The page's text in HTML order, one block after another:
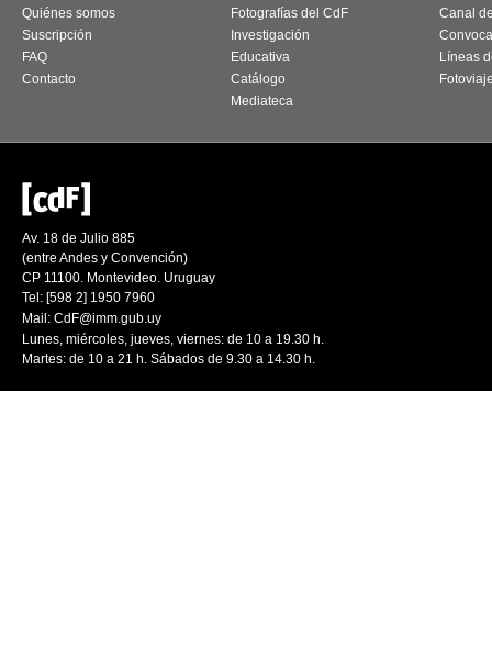
Quiénes somos
Suscripción
FAQ
Contacto
Fotografías del CdF
Investigación
Educativa
Catálogo
Mediateca
Canal
Líneas
Av. 18 de Julio 885
(entre Andes y Convención)
CP 11100. Montevideo. Uruguay
Tel: [598 2] 1950 7960
Mail: CdF@imm.gub.uy
Lunes, miércoles, jueves, viernes: de 10 a 19.30 h.
Martes: de 10 a 21 h. Sábados de 9.30 a 14.30 h.